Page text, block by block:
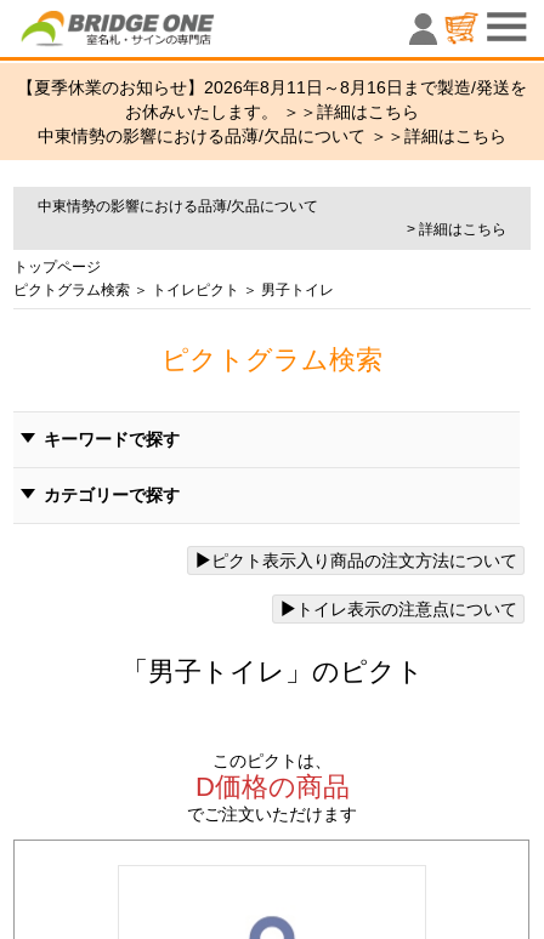
室名札・
【夏季休業のお知らせ】2026年8月11日～8月16日まで製造/発送を
お休みいたします。 ＞＞詳細はこちら
中東情勢の影響における品薄/欠品について ＞＞詳細はこちら
中東情勢の影響における品薄/欠品について
> 詳細はこちら
トップページ
ピクトグラム検索 ＞ トイレピクト ＞ 男子トイレ
ピクトグラム検索
キーワードで探す
カテゴリーで探す
ピクト表示入り商品の注文方法について
トイレ表示の注意点について
「男子トイレ」のピクト
このピクトは、
D価格の商品
でご注文いただけます